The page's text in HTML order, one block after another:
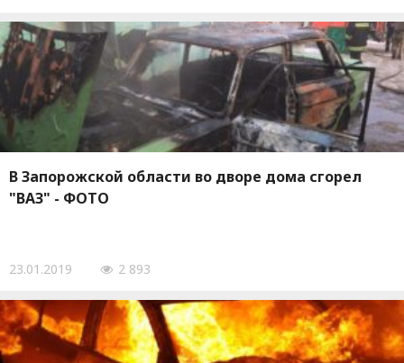
В Запорожской области во дворе дома сгорел
"ВАЗ" - ФОТО
23.01.2019 2 893